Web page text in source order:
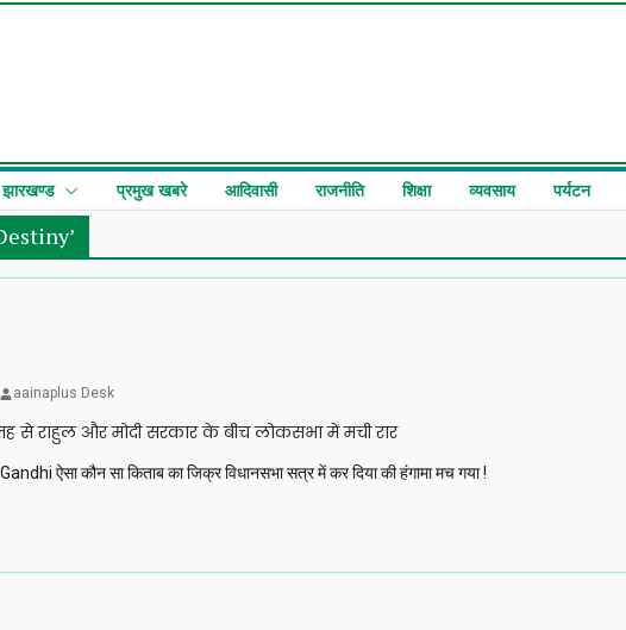
झारखण्ड प्रमुख खबरे आदिवासी राजनीति शिक्षा व्यवसाय पर्यटन
aainaplus Desk
से राहुल और मोदी सरकार के बीच लोकसभा में मची रार
ऐसा कौन सा किताब का जिक्र विधानसभा सत्र में कर दिया की हंगामा मच गया !